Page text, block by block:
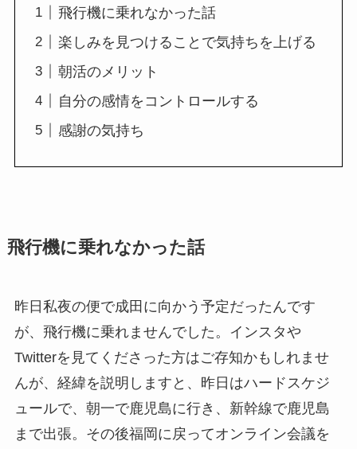
飛行機に乗れなかった話
楽しみを見つけることで気持ちを上げる
朝活のメリット
自分の感情をコントロールする
感謝の気持ち
飛行機に乗れなかった話
昨日私夜の便で成田に向かう予定だったんです
が、飛行機に乗れませんでした。インスタや
Twitterを見てくださった方はご存知かもしれませ
んが、経緯を説明しますと、昨日はハードスケジ
ュールで、朝一で鹿児島に行き、新幹線で鹿児島
まで出張。その後福岡に戻ってオンライン会議を